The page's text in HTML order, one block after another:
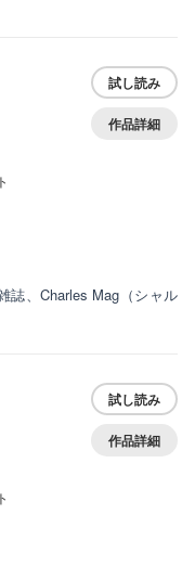
試し読み
作品詳細
誌、Charles Mag（シャル
試し読み
作品詳細